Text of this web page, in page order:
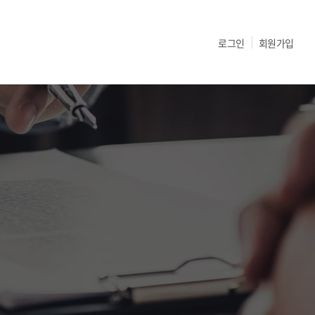
로그인 회원가입